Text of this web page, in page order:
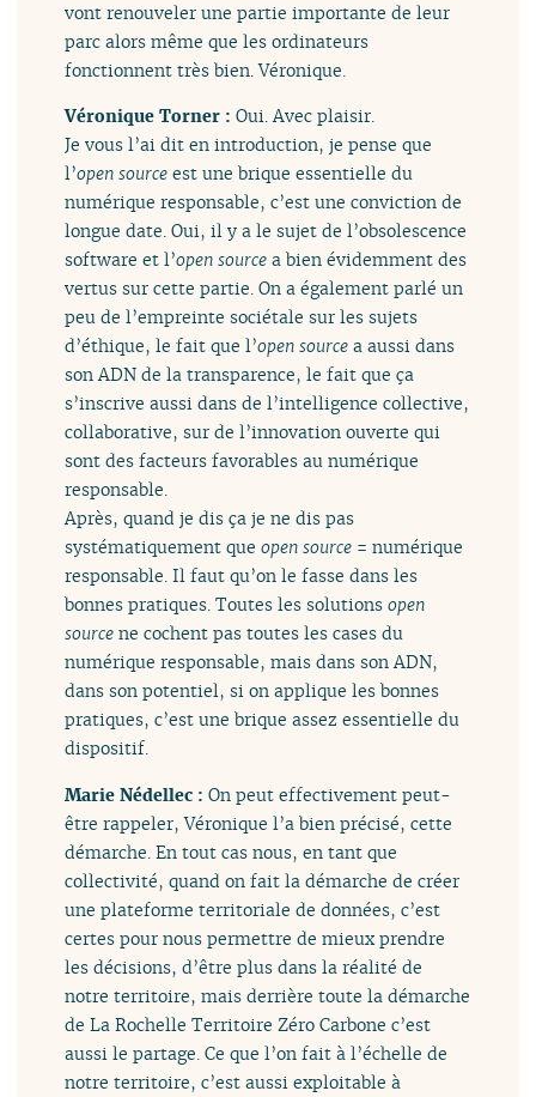
vont renouveler une partie importante de leur
parc alors même que les ordinateurs
fonctionnent très bien. Véronique.
Véronique Torner :Oui. Avec plaisir.
Je vous l’ai dit en introduction, je pense que
l’open source est une brique essentielle du
numérique responsable, c’est une conviction de
longue date. Oui, il y a le sujet de l’obsolescence
software et l’open source a bien évidemment des
vertus sur cette partie. On a également parlé un
peu de l’empreinte sociétale sur les sujets
d’éthique, le fait que l’open source a aussi dans
son ADN de la transparence, le fait que ça
s’inscrive aussi dans de l’intelligence collective,
collaborative, sur de l’innovation ouverte qui
sont des facteurs favorables au numérique
responsable.
Après, quand je dis ça je ne dis pas
systématiquement queopen source = numérique
responsable. Il faut qu’on le fasse dans les
bonnes pratiques. Toutes les solutionsopen
source ne cochent pas toutes les cases du
numérique responsable, mais dans son ADN,
dans son potentiel, si on applique les bonnes
pratiques, c’est une brique assez essentielle du
dispositif.
Marie Nédellec :On peut effectivement peut-
être rappeler, Véronique l’a bien précisé, cette
démarche. En tout cas nous, en tant que
collectivité, quand on fait la démarche de créer
une plateforme territoriale de données, c’est
certes pour nous permettre de mieux prendre
les décisions, d’être plus dans la réalité de
notre territoire, mais derrière toute la démarche
de La Rochelle Territoire Zéro Carbone c’est
aussi le partage. Ce que l’on fait à l’échelle de
notre territoire, c’est aussi exploitable à